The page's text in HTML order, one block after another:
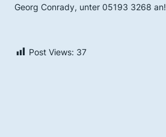
Georg Conrady, unter 05193 3268 an!
Post Views: 37